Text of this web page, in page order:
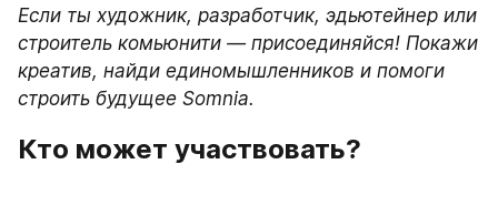
Если ты художник, разработчик, эдьютейнер или
строитель комьюнити — присоединяйся! Покажи
креатив, найди единомышленников и помоги
строить будущее Somnia.
Кто может участвовать?